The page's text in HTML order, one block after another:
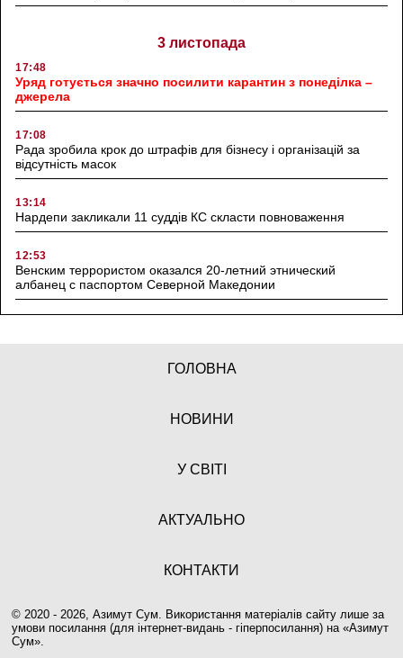
3 листопада
17:48
Уряд готується значно посилити карантин з понеділка –
джерела
17:08
Рада зробила крок до штрафів для бізнесу і організацій за
відсутність масок
13:14
Нардепи закликали 11 суддів КС скласти повноваження
12:53
Венским террористом оказался 20-летний этнический
албанец с паспортом Северной Македонии
ГОЛОВНА
НОВИНИ
У СВІТІ
АКТУАЛЬНО
КОНТАКТИ
© 2020 - 2026, Азимут Сум. Використання матеріалів сайту лише за
умови посилання (для інтернет-видань - гіперпосилання) на «Азимут
Сум».